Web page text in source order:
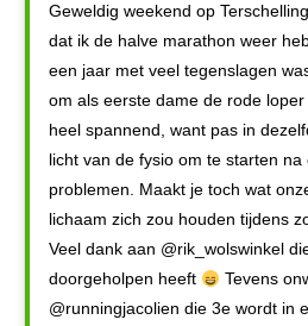
Geweldig weekend op
dat ik de halve marathon weer
een jaar met veel tegenslagen
om als eerste dame de rode
heel spannend, want pas in
licht van de fysio om te starten
problemen. Maakt je toch wat
lichaam zich zou houden tijdens
Veel dank aan @rik_wolswinkel
doorgeholpen heeft
Tevens
@runningjacolien die 3e wordt in